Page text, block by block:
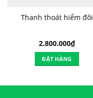
Thanh thoát hiểm đôi
2.800.000₫
ĐẶT HÀNG